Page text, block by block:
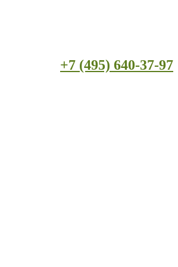
+7 (495) 640-37-97